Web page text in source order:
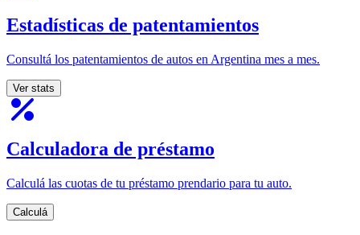
Estadísticas de patentamientos
Consultá los patentamientos de autos en Argentina mes a mes.
Ver stats
Calculadora de préstamo
Calculá las cuotas de tu préstamo prendario para tu auto.
Calculá